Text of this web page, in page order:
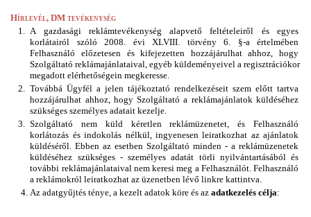
Hírlevél, DM tevékenység
A gazdasági reklámtevékenység alapvető feltételeiről és egyes
korlátairól szóló 2008. évi XLVIII. törvény 6. §-a értelmében
Felhasználó előzetesen és kifejezetten hozzájárulhat ahhoz, hogy
Szolgáltató reklámajánlataival, egyéb küldeményeivel a regisztrációkor
megadott elérhetőségein megkeresse.
Továbbá Ügyfél a jelen tájékoztató rendelkezéseit szem előtt tartva
hozzájárulhat ahhoz, hogy Szolgáltató a reklámajánlatok küldéséhez
szükséges személyes adatait kezelje.
Szolgáltató nem küld kéretlen reklámüzenetet, és Felhasználó
korlátozás és indokolás nélkül, ingyenesen leiratkozhat az ajánlatok
küldéséről. Ebben az esetben Szolgáltató minden - a reklámüzenetek
küldéséhez szükséges - személyes adatát törli nyilvántartásából és
további reklámajánlataival nem keresi meg a Felhasználót. Felhasználó
a reklámokról leiratkozhat az üzenetben lévő linkre kattintva.
Az adatgyűjtés ténye, a kezelt adatok köre és az adatkezelés célja: